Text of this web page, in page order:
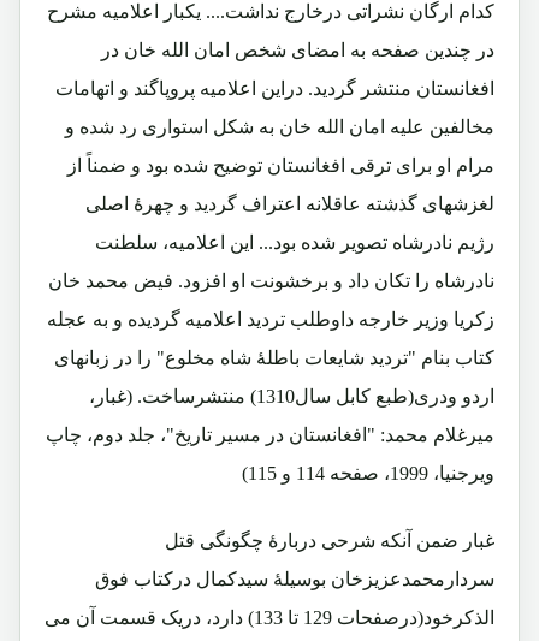
کدام ارگان نشراتی درخارج نداشت.... یکبار اعلامیه مشرح
در چندین صفحه به امضای شخص امان الله خان در
افغانستان منتشر گردید. دراین اعلامیه پروپاگند و اتهامات
مخالفین علیه امان الله خان به شکل استواری رد شده و
مرام او برای ترقی افغانستان توضیح شده بود و ضمناً از
لغزشهای گذشته عاقلانه اعتراف گردید و چهرۀ اصلی
رژیم نادرشاه تصویر شده بود... این اعلامیه، سلطنت
نادرشاه را تکان داد و برخشونت او افزود. فیض محمد خان
زکریا وزیر خارجه داوطلب تردید اعلامیه گردیده و به عجله
کتاب بنام "تردید شایعات باطلۀ شاه مخلوع" را در زبانهای
اردو ودری(طبع کابل سال1310) منتشرساخت. (غبار،
میرغلام محمد: "افغانستان در مسیر تاریخ"، جلد دوم، چاپ
ویرجنیا، 1999، صفحه 114 و 115)
غبار ضمن آنکه شرحی دربارۀ چگونگی قتل
سردارمحمدعزیزخان بوسیلۀ سیدکمال درکتاب فوق
الذکرخود(درصفحات 129 تا 133) دارد، دریک قسمت آن می